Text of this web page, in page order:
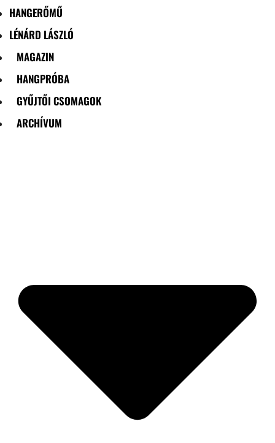
HANGERŐMŰ
LÉNÁRD LÁSZLÓ
MAGAZIN
HANGPRÓBA
GYŰJTŐI CSOMAGOK
ARCHÍVUM